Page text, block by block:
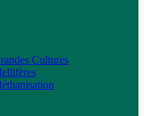
Cultures